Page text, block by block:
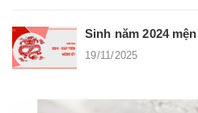
Sinh năm 2024
19/11/2025